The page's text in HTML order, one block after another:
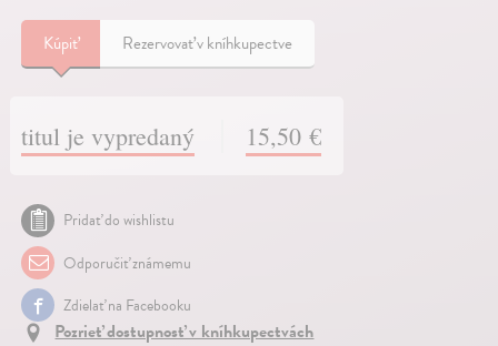
Kúpiť Rezervovať v kníhkupectve
titul je vypredaný 15,50 €
Pridať do wishlistu
Odporučiť známemu
Zdielať na Facebooku
Pozrieť dostupnosť v kníhkupectvách